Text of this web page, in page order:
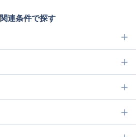
関連条件で探す